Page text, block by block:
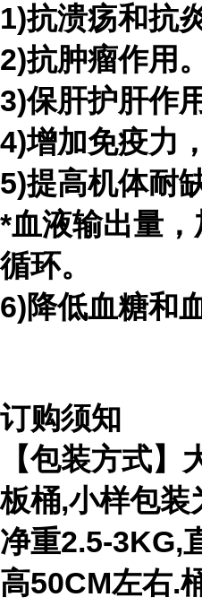
1)抗溃疡和抗
2)抗肿瘤作用。
3)保肝护肝作用
4)增加免疫力
5)提高机体耐
*血液输出量
循环。
6)降低血糖和
订购须知
【包装方式】
板桶,小样包装
净重2.5-3KG,
高50CM左右.